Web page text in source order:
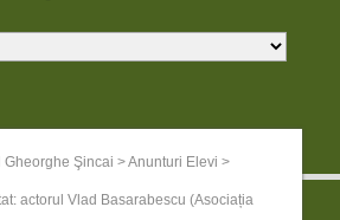
Şincai >Anunturi Elevi >
actorul Vlad Basarabescu (Asociația